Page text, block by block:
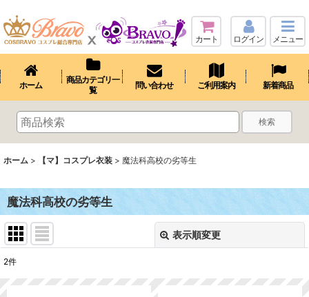
カート ログイン メニュー
ホーム
商品カテゴリ一
覧
問い合わせ ご利用案内 新着商品
検索
ホーム > 【マ】コスプレ衣装 > 魔法科高校の劣等生
魔法科高校の劣等生
表示順変更
2件